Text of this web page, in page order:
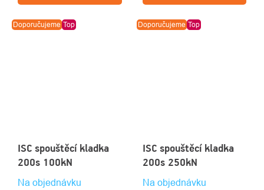
Doporučujeme Top
ISC spouštěcí kladka
200s 100kN
Na objednávku
Doporučujeme Top
ISC spouštěcí kladka
200s 250kN
Na objednávku